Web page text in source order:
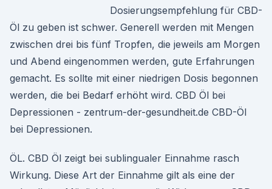
Dosierungsempfehlung für CBD-
Öl zu geben ist schwer. Generell werden mit Mengen
zwischen drei bis fünf Tropfen, die jeweils am Morgen
und Abend eingenommen werden, gute Erfahrungen
gemacht. Es sollte mit einer niedrigen Dosis begonnen
werden, die bei Bedarf erhöht wird. CBD Öl bei
Depressionen - zentrum-der-gesundheit.de CBD-Öl
bei Depressionen.
ÖL. CBD Öl zeigt bei sublingualer Einnahme rasch
Wirkung. Diese Art der Einnahme gilt als eine der